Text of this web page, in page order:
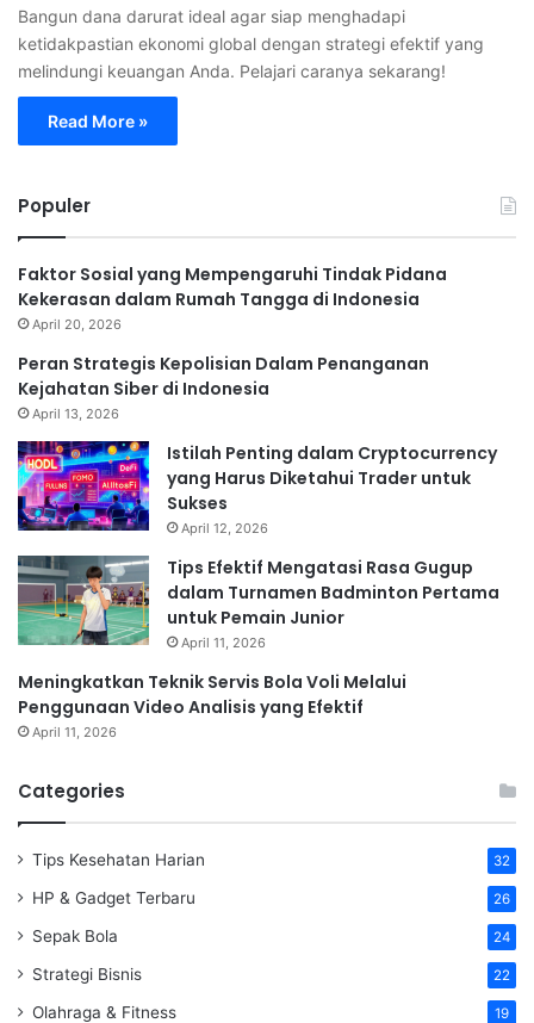
Bangun dana darurat ideal agar siap menghadapi
ketidakpastian ekonomi global dengan strategi efektif yang
melindungi keuangan Anda. Pelajari caranya sekarang!
Read More »
Populer
Faktor Sosial yang Mempengaruhi Tindak Pidana
Kekerasan dalam Rumah Tangga di Indonesia
April 20, 2026
Peran Strategis Kepolisian Dalam Penanganan
Kejahatan Siber di Indonesia
April 13, 2026
Istilah Penting dalam Cryptocurrency
yang Harus Diketahui Trader untuk
Sukses
April 12, 2026
Tips Efektif Mengatasi Rasa Gugup
dalam Turnamen Badminton Pertama
untuk Pemain Junior
April 11, 2026
Meningkatkan Teknik Servis Bola Voli Melalui
Penggunaan Video Analisis yang Efektif
April 11, 2026
Categories
Tips Kesehatan Harian 32
HP & Gadget Terbaru 26
Sepak Bola 24
Strategi Bisnis 22
Olahraga & Fitness 19